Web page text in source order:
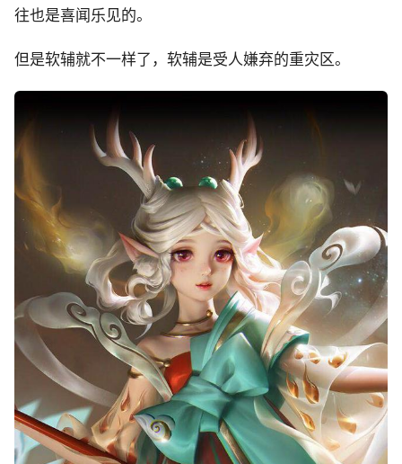
往也是喜闻乐见的。
但是软辅就不一样了，软辅是受人嫌弃的重灾区。